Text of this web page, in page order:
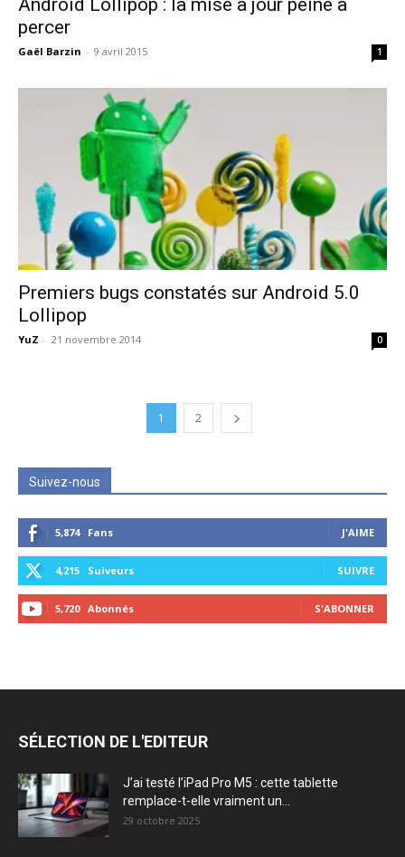
Android Lollipop : la mise à jour peine à
percer
Gaël Barzin - 9 avril 2015 1
Premiers bugs constatés sur Android 5.0
Lollipop
YuZ - 21 novembre 2014 0
1 2
Suivez-nous
5,874 Fans J'AIME
4,215 Suiveurs SUIVRE
5,720 Abonnés S'ABONNER
SÉLECTION DE L'EDITEUR
J’ai testé l’iPad Pro M5 : cette tablette
remplace-t-elle vraiment un...
29 octobre 2025